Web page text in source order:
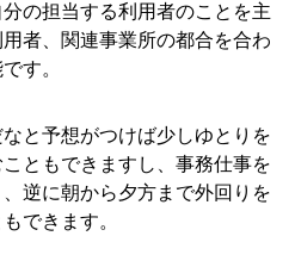
の担当する利用者のことを主
者、関連事業所の都合を合わ
す。
と予想がつけば少しゆとりを
ともできますし、事務仕事を
逆に朝から夕方まで外回りを
できます。